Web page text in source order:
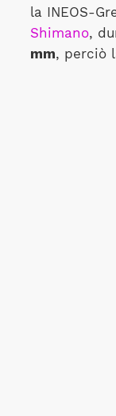
la INEOS-
Shimano,
mm, perciò